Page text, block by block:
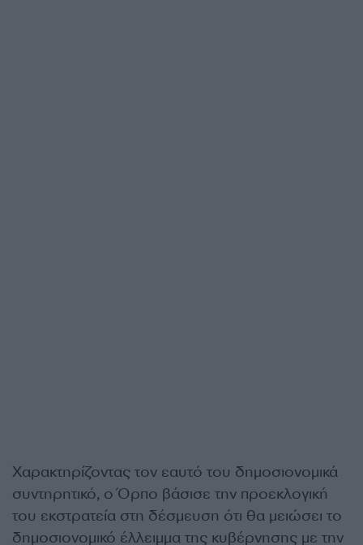
Χαρακτηρίζοντας τον εαυτό του δημοσιονομικά
συντηρητικό, ο Όρπο βάσισε την προεκλογική
του εκστρατεία στη δέσμευση ότι θα μειώσει το
δημοσιονομικό έλλειμμα της κυβέρνησης με την